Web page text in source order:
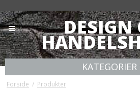
DESIGN
KATEGORIER
Forside / Produkter